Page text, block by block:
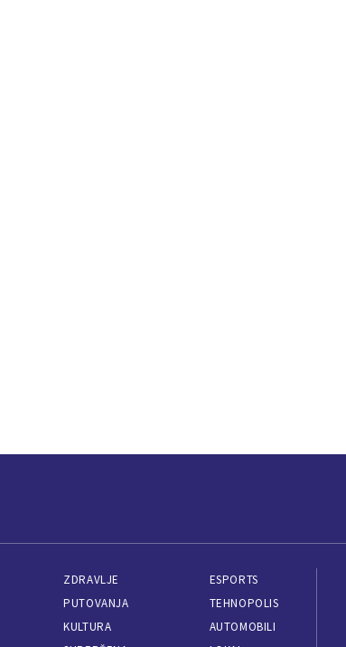
ZDRAVLJE
PUTOVANJA
KULTURA
ESPORTS
TEHNOPOLIS
AUTOMOBILI